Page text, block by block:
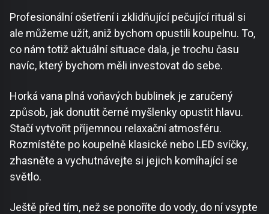
Profesionální ošetření i zklidňující pečující rituál si
ale můžeme užít, aniž bychom opustili koupelnu. To,
co nám totiž aktuální situace dala, je trochu času
navíc, který bychom měli investovat do sebe.
Horká vana plná voňavých bublinek je zaručený
způsob, jak donutit černé myšlenky opustit hlavu.
Stačí vytvořit příjemnou relaxační atmosféru.
Rozmístěte po koupelně klasické nebo LED svíčky,
zhasněte a vychutnávejte si jejich komíhající se
světlo.
Ještě před tím, než se ponoříte do vody, do ní vsypte